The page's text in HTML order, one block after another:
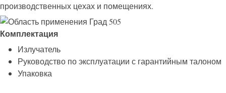
производственных цехах и помещениях.
Комплектация
Излучатель
Руководство по эксплуатации с гарантийным талоном
Упаковка